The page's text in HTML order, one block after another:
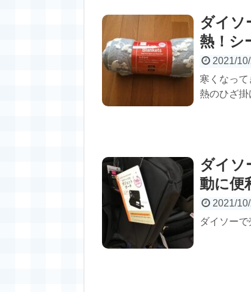
ダイソ
熱！シ
2021/
寒くなっ
熱のひざ掛
ダイ
動に便
2021/
ダイソー